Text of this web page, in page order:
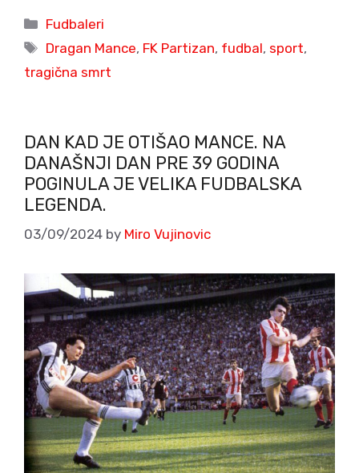
Categories
Fudbaleri
Tags
Dragan Mance, FK Partizan, fudbal, sport,
tragična smrt
DAN KAD JE OTIŠAO MANCE. NA
DANAŠNJI DAN PRE 39 GODINA
POGINULA JE VELIKA FUDBALSKA
LEGENDA.
03/09/2024 by Miro Vujinovic